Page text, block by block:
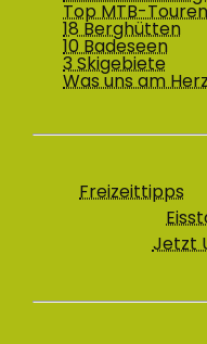
Top MTB-Touren
18 Berghütten
10 Badeseen
3 Skigebiete
Was uns am
Freizeittipps
Jetzt